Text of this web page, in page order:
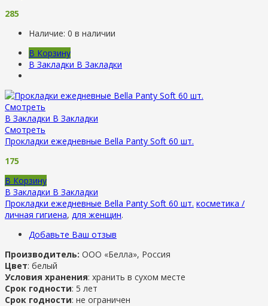
285
Наличие: 0 в наличии
В Корзину
В Закладки В Закладки
Смотреть
В Закладки В Закладки
Смотреть
Прокладки ежедневные Bella Panty Soft 60 шт.
175
В Корзину
В Закладки В Закладки
Прокладки ежедневные Bella Panty Soft 60 шт. косметика /
личная гигиена, для женщин.
Добавьте Ваш отзыв
Производитель: ООО «Белла», Россия
Цвет: белый
Условия хранения: хранить в сухом месте
Срок годности: 5 лет
Срок годности: не ограничен